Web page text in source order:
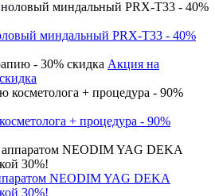
миндальный PRX-T33 - 40%
Акция на
+ процедура - 90%
NEODIM YAG DEKA
30%!